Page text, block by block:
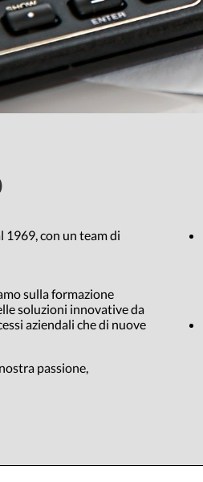
1969, con un team di
sulla formazione
soluzioni innovative da
aziendali che di nuove
passione,